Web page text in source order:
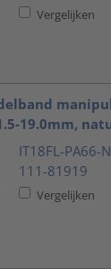
Vergelijken
19.0mm,
IT18FL-PA66-
111-81919
Vergelijken